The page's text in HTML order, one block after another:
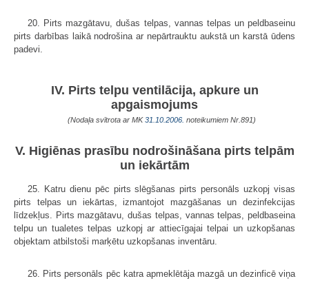
20. Pirts mazgātavu, dušas telpas, vannas telpas un peldbaseinu
pirts darbības laikā nodrošina ar nepārtrauktu aukstā un karstā ūdens
padevi.
IV. Pirts telpu ventilācija, apkure un
apgaismojums
(Nodaļa svītrota ar MK31.10.2006. noteikumiem Nr.891)
V. Higiēnas prasību nodrošināšana pirts telpām
un iekārtām
25. Katru dienu pēc pirts slēgšanas pirts personāls uzkopj visas
pirts telpas un iekārtas, izmantojot mazgāšanas un dezinfekcijas
līdzekļus. Pirts mazgātavu, dušas telpas, vannas telpas, peldbaseina
telpu un tualetes telpas uzkopj ar attiecīgajai telpai un uzkopšanas
objektam atbilstoši marķētu uzkopšanas inventāru.
26. Pirts personāls pēc katra apmeklētāja mazgā un dezinficē viņa